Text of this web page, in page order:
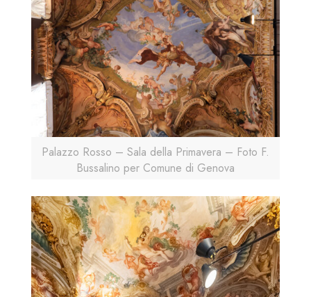
Palazzo Rosso – Sala della Primavera – Foto F.
Bussalino per Comune di Genova